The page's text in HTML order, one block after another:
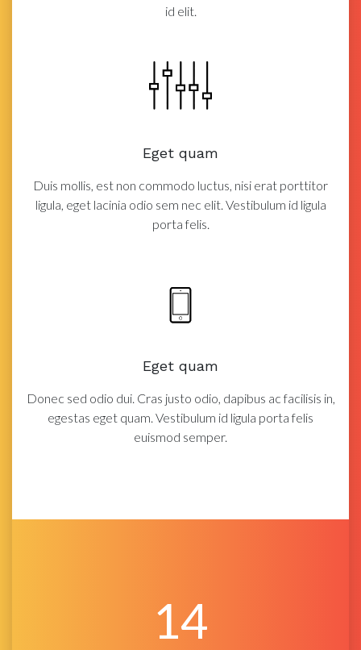
id elit.
Eget quam
Duis mollis, est non commodo luctus, nisi erat porttitor
ligula, eget lacinia odio sem nec elit. Vestibulum id ligula
porta felis.
Eget quam
Donec sed odio dui. Cras justo odio, dapibus ac facilisis in,
egestas eget quam. Vestibulum id ligula porta felis
euismod semper.
14